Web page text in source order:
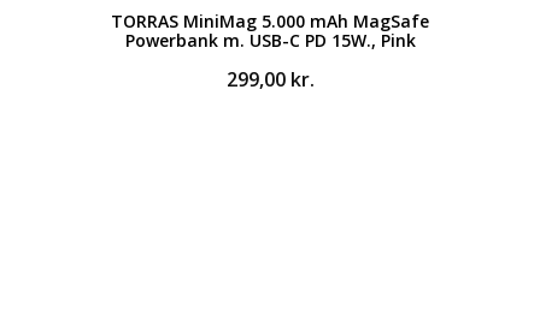
TORRAS MiniMag 5.000 mAh MagSafe
Powerbank m. USB-C PD 15W., Pink
299,00 kr.